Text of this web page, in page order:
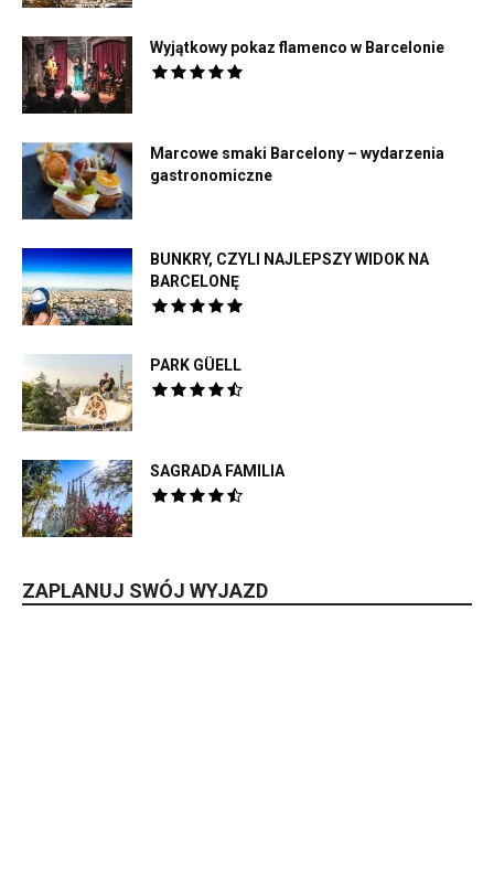
Wyjątkowy pokaz flamenco w Barcelonie
Marcowe smaki Barcelony – wydarzenia
gastronomiczne
BUNKRY, CZYLI NAJLEPSZY WIDOK NA
BARCELONĘ
PARK GÜELL
SAGRADA FAMILIA
ZAPLANUJ SWÓJ WYJAZD